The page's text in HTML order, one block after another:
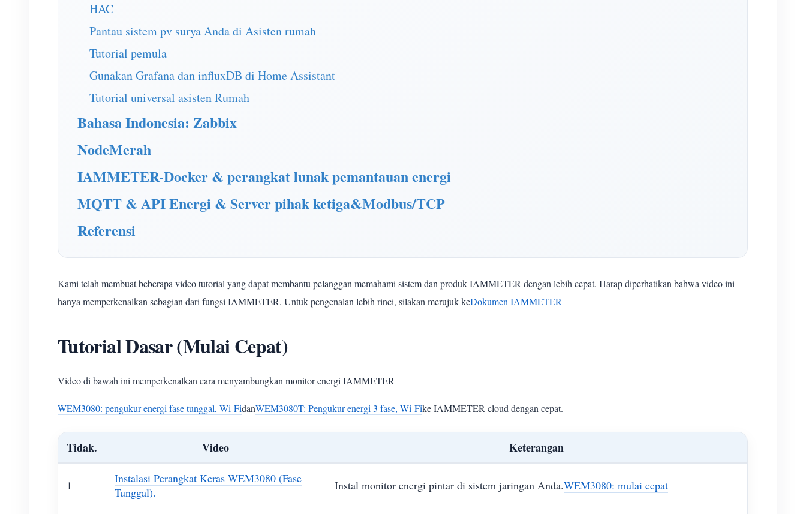
HAC
Pantau sistem pv surya Anda di Asisten rumah
Tutorial pemula
Gunakan Grafana dan influxDB di Home Assistant
Tutorial universal asisten Rumah
Bahasa Indonesia: Zabbix
NodeMerah
IAMMETER-Docker & perangkat lunak pemantauan energi
MQTT & API Energi & Server pihak ketiga&Modbus/TCP
Referensi
Kami telah membuat beberapa video tutorial yang dapat membantu pelanggan memahami sistem dan produk IAMMETER dengan lebih cepat. Harap diperhatikan bahwa video ini
hanya memperkenalkan sebagian dari fungsi IAMMETER. Untuk pengenalan lebih rinci, silakan merujuk keDokumen IAMMETER
Tutorial Dasar (Mulai Cepat)
Video di bawah ini memperkenalkan cara menyambungkan monitor energi IAMMETER
WEM3080: pengukur energi fase tunggal, Wi-FidanWEM3080T: Pengukur energi 3 fase, Wi-Fike IAMMETER-cloud dengan cepat.
Tidak. Video Keterangan
1
Instalasi Perangkat Keras WEM3080 (Fase
Tunggal).
Instal monitor energi pintar di sistem jaringan Anda.WEM3080: mulai cepat